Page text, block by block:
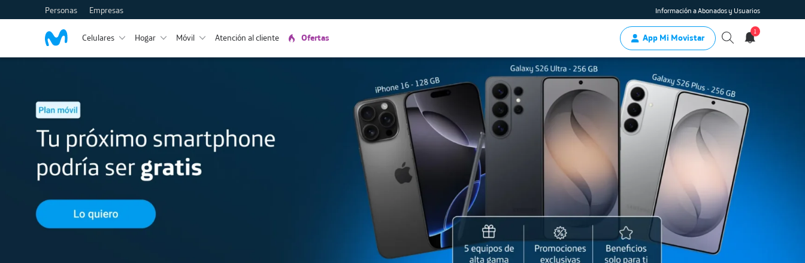
Personas Empresas Información a Abonados y Usuarios
Celulares Hogar Móvil Atención al cliente Ofertas App Mi Movistar
1